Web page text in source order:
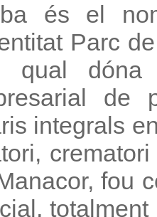
és el
Parc
qual dóna
de
integrals
fou